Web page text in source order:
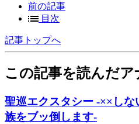
前の記事
目次
記事トップへ
この記事を読んだア
聖巡エクスタシー -××し
族をブッ倒します-